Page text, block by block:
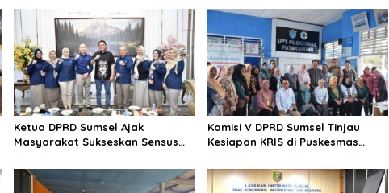
Ketua DPRD Sumsel Ajak
Masyarakat Sukseskan Sensus
Memberikan Data yang Akurat
Komisi V DPRD Sumsel Tinjau
Kesiapan KRIS di Puskesmas
Mutu Pelayanan Kesehatan